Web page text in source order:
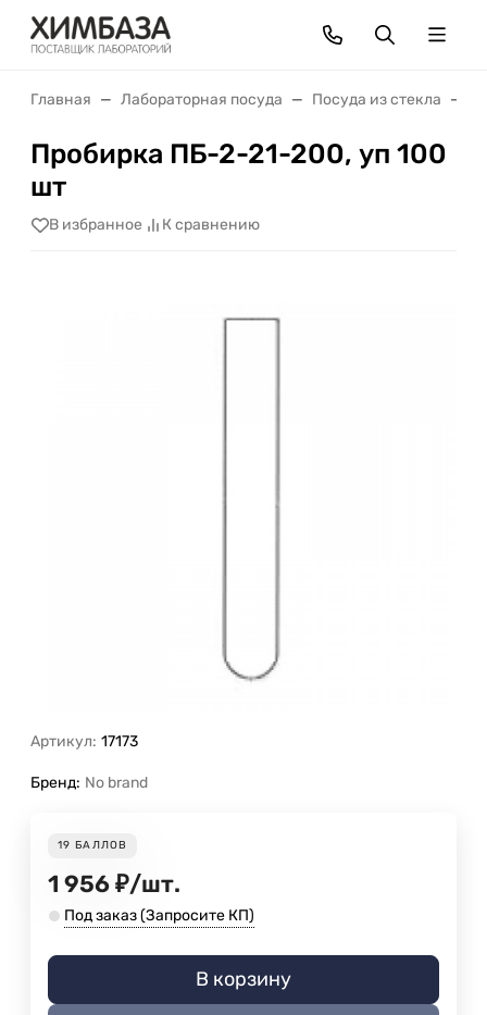
Главная Лабораторная посуда Посуда из стекла
Пробирка ПБ-2-21-200, уп 100
шт
В избранное К сравнению
Артикул: 17173
Бренд: No brand
19 БАЛЛОВ
1 956 ₽/шт.
Под заказ (Запросите КП)
В корзину